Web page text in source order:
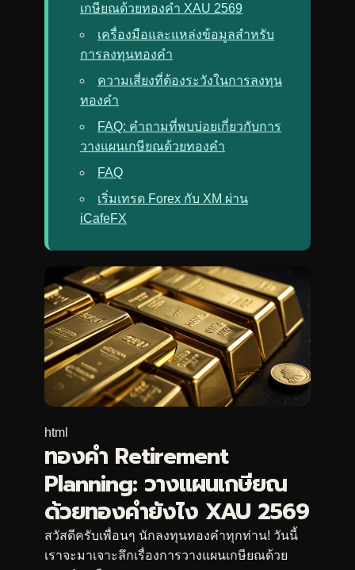
เกษียณด้วยทองคำ XAU 2569
เครื่องมือและแหล่งข้อมูลสำหรับ
การลงทุนทองคำ
ความเสี่ยงที่ต้องระวังในการลงทุน
ทองคำ
FAQ: คำถามที่พบบ่อยเกี่ยวกับการ
วางแผนเกษียณด้วยทองคำ
FAQ
เริ่มเทรด Forex กับ XM ผ่าน
iCafeFX
html
ทองคำ Retirement
Planning: วางแผนเกษียณ
ด้วยทองคำยังไง XAU 2569
สวัสดีครับเพื่อนๆ นักลงทุนทองคำทุกท่าน! วันนี้
เราจะมาเจาะลึกเรื่องการวางแผนเกษียณด้วย